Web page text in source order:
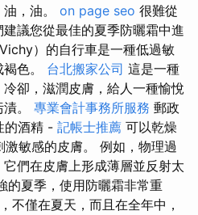
，油。 on page seo 很難從
議您從最佳的夏季防曬霜中進
）的自行車是一種低過敏
色。 台北搬家公司 這是一種
卻，滋潤皮膚，給人一種愉悅
。 專業會計事務所服務 郵政
的酒精 - 記帳士推薦 可以乾燥
敏感的皮膚。 例如，物理過
們在皮膚上形成薄層並反射太
的夏季，使用防曬霜非常重
不僅在夏天，而且在全年中，